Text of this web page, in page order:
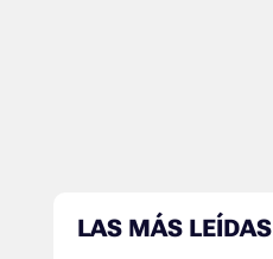
LAS MÁS LEÍDAS